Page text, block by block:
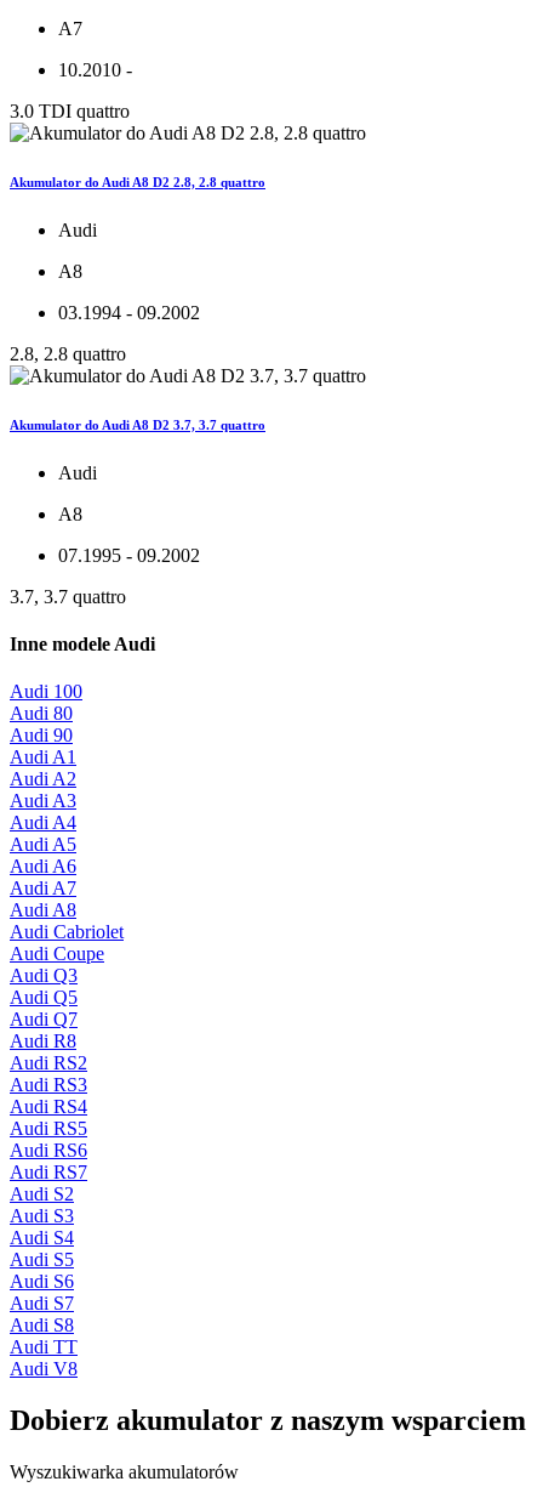
A7
10.2010 -
3.0 TDI quattro
Akumulator do Audi A8 D2 2.8, 2.8 quattro
Audi
A8
03.1994 - 09.2002
2.8, 2.8 quattro
Akumulator do Audi A8 D2 3.7, 3.7 quattro
Audi
A8
07.1995 - 09.2002
3.7, 3.7 quattro
Inne modele Audi
Audi 100
Audi 80
Audi 90
Audi A1
Audi A2
Audi A3
Audi A4
Audi A5
Audi A6
Audi A7
Audi A8
Audi Cabriolet
Audi Coupe
Audi Q3
Audi Q5
Audi Q7
Audi R8
Audi RS2
Audi RS3
Audi RS4
Audi RS5
Audi RS6
Audi RS7
Audi S2
Audi S3
Audi S4
Audi S5
Audi S6
Audi S7
Audi S8
Audi TT
Audi V8
Dobierz akumulator z naszym wsparciem
Wyszukiwarka akumulatorów